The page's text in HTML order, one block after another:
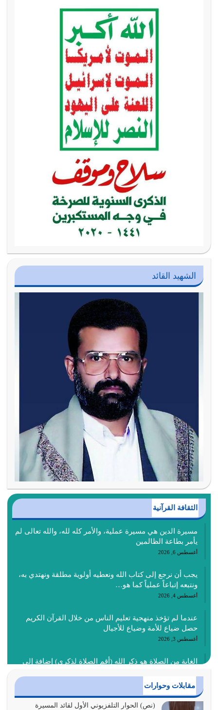
الشهيد القائد
الثقافة القرآنية
مسيرة الدين هي مسيرة عملية، والأمر كله لله، والله تعالى لم
يأمر بطاعة الظالمين
أغسطس 6, 2026
يجب أن نرجع إلى كتاب الله ونعطيه أولوية مطلقة ونهتدي به،
ونتبعه إتباعاً عملياً كما هو…
أغسطس 4, 2026
عندما لم تؤخذ منهجية تعليم الناس من خلال القرآن الكريم
حصل ضياع للأمة وضياع للأجيال
أغسطس 3, 2026
الغاية من الصلاة هو ذكر الله (أقم الصلاة لذكري) إضافة إلى
أغسطس 2, 2026
السبب الرئيسي لشقاء الأمة الابتعاد عن كتاب الله والتعدي
مقابلات وحوارات
(نص) الحوار التلفزيوني الأول لقائد المسيرة